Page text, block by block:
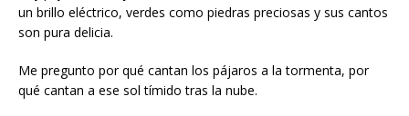
un brillo eléctrico, verdes como piedras preciosas y sus cantos
son pura delicia.
Me pregunto por qué cantan los pájaros a la tormenta, por
qué cantan a ese sol tímido tras la nube.